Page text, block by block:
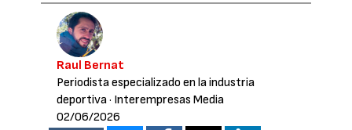
Raul Bernat
Periodista especializado en la industria
deportiva· Interempresas Media
02/06/2026